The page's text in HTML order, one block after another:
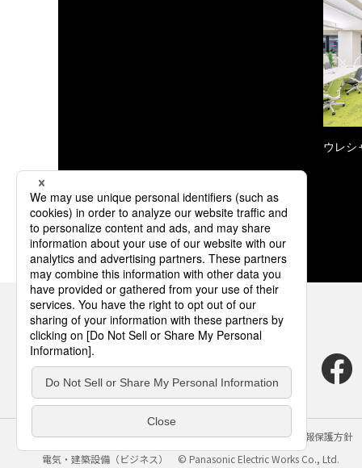
ウレシ
サイトのご利用にあたって クッキーポリシー
個人情報保護方針
電気・建築設備（ビジネス）
© Panasonic Electric Works Co., Ltd.